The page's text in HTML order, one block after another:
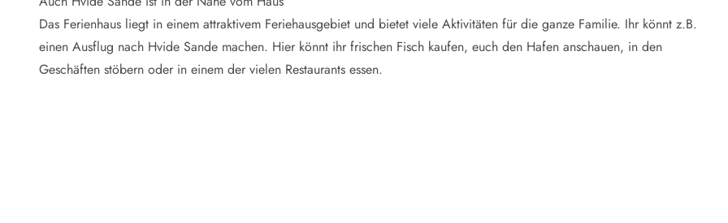
Vorteile bei uns
Reisecurity
Esmark KidsVIP
Esmark VIP - Partnervorteile und Rabatte
Das Ferienhaus liegt in einem attraktivem Feriehausgebiet und bietet viele Aktivitäten für die ganze Familie. Ihr könnt z.B.
einen Ausflug nach Hvide Sande machen. Hier könnt ihr frischen Fisch kaufen, euch den Hafen anschauen, in den
Geschäften stöbern oder in einem der vielen Restaurants essen.